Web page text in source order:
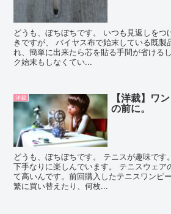
どうも、ぼちぼちです。 いつも見返しをつ
きですが、 バイヤス布で始末している既製
れ、簡単に出来たら芯を貼る手間が省ける
ク始末もしなくてい...
洋裁 【洋裁】ワ
の前に。
どうも、ぼちぼちです。 テニスが趣味です
下手なりに楽しんでいます。 テニスウェア
て高いんです。前回購入したテニスワンピ
繁に買い替えたり、何枚...